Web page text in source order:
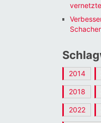
2014
2018
2022